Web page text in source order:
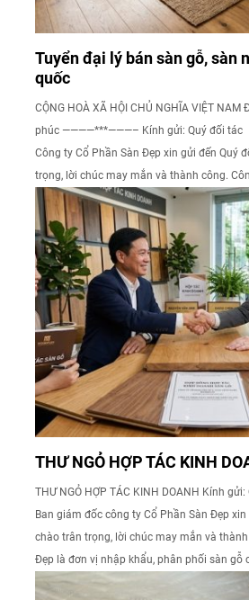
Tuyển đại lý bán sàn gỗ, sàn
quốc
CỘNG HOÀ XÃ HỘI CHỦ NGHĨA VIỆT
phúc ————***———– Kính gửi: Quý đối tác
Công ty Cổ Phần Sàn Đẹp xin gửi đến Quý
trọng, lời chúc may mắn và thành công.
THƯ NGỎ HỢP TÁC KINH
THƯ NGỎ HỢP TÁC KINH DOANH Kính
Ban giám đốc công ty Cổ Phần Sàn Đẹp
chào trân trọng, lời chúc may mắn và
Đẹp là đơn vị nhập khẩu, phân phối sàn gỗ